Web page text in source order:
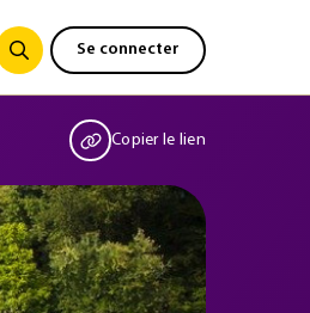
Se connecter
Copier le lien